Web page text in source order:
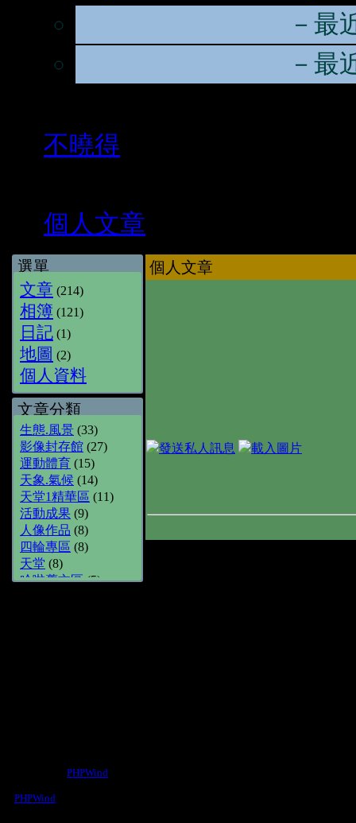
－最
－最
不曉得
個人文章
選單
文章 (214)
相簿 (121)
日記 (1)
地圖 (2)
個人資料
文章分類
生態.風景 (33)
影像封存館 (27)
運動體育 (15)
天象.氣候 (14)
天堂1精華區 (11)
活動成果 (9)
人像作品 (8)
四輪專區 (8)
天堂 (8)
哈啦舊文區(5)
硬體求助區(1)
二輪專區
個人文章
PHPWind
PHPWind